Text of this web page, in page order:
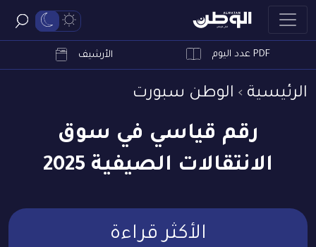
PDF عدد اليوم الأرشيف
الرئيسية الوطن سبورت
رقم قياسي في سوق
الانتقالات الصيفية 2025
الأكثر قراءة